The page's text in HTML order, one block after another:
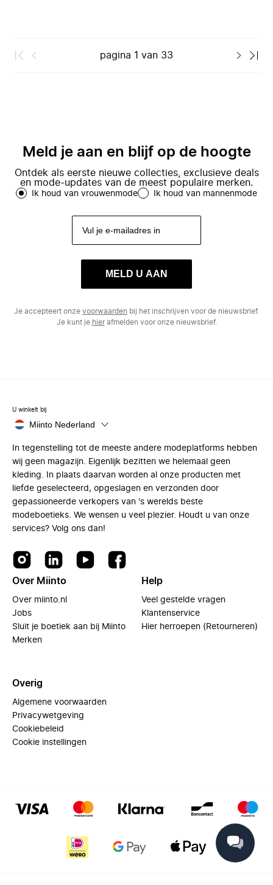
pagina 1 van 33
Meld je aan en blijf op de hoogte
Ontdek als eerste nieuwe collecties, exclusieve deals
en mode-updates van de meest populaire merken.
Ik houd van vrouwenmode Ik houd van mannenmode
MELD U AAN
Je accepteert onze voorwaarden bij het inschrijven voor de nieuwsbrief.
Je kunt je hierafmelden voor onze nieuwsbrief.
U winkelt bij
Miinto Nederland
In tegenstelling tot de meeste andere modeplatforms hebben
wij geen magazijn. Eigenlijk bezitten we helemaal geen
kleding. In plaats daarvan worden al onze producten met
liefde geselecteerd, opgeslagen en verzonden door
gepassioneerde verkopers van 's werelds beste
modeboetieks. We wensen u veel plezier. Houdt u van onze
services? Volg ons dan!
Over Miinto
Over miinto.nl
Jobs
Sluit je boetiek aan bij Miinto
Merken
Help
Veel gestelde vragen
Klantenservice
Hier herroepen (Retourneren)
Overig
Algemene voorwaarden
Privacywetgeving
Cookiebeleid
Cookie instellingen